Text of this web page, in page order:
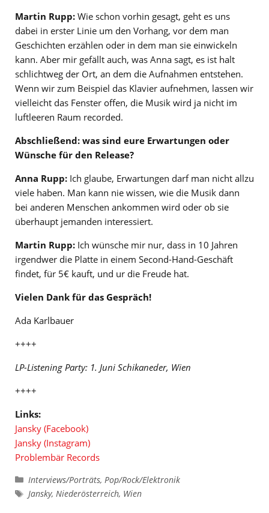
Martin Rupp: Wie schon vorhin gesagt, geht es uns
dabei in erster Linie um den Vorhang, vor dem man
Geschichten erzählen oder in dem man sie einwickeln
kann. Aber mir gefällt auch, was Anna sagt, es ist halt
schlichtweg der Ort, an dem die Aufnahmen entstehen.
Wenn wir zum Beispiel das Klavier aufnehmen, lassen wir
vielleicht das Fenster offen, die Musik wird ja nicht im
luftleeren Raum recorded.
Abschließend: was sind eure Erwartungen oder
Wünsche für den Release?
Anna Rupp: Ich glaube, Erwartungen darf man nicht allzu
viele haben. Man kann nie wissen, wie die Musik dann
bei anderen Menschen ankommen wird oder ob sie
überhaupt jemanden interessiert.
Martin Rupp: Ich wünsche mir nur, dass in 10 Jahren
irgendwer die Platte in einem Second-Hand-Geschäft
findet, für 5€ kauft, und ur die Freude hat.
Vielen Dank für das Gespräch!
Ada Karlbauer
++++
LP-Listening Party: 1. Juni Schikaneder, Wien
++++
Links:
Jansky (Facebook)
Jansky (Instagram)
Problembär Records
Kategorien
Interviews/Porträts, Pop/Rock/Elektronik
Schlagwörter
Jansky,Niederösterreich, Wien